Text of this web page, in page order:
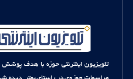
تلویزیون اینترنتی حوزه با هدف